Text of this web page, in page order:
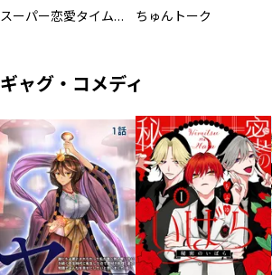
スーパー恋愛タイム！～現場でドＳな彼女は自宅でデレる～ ちゅんトーク
ギャグ・コメディ